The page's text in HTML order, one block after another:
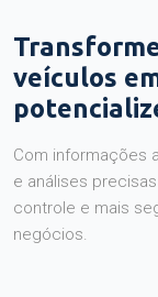
veículos
Com informações
e análises
controle e mais
negócios.